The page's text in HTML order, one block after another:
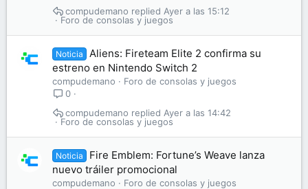
Foro de consolas y juegos
Ayer a las 15:12
compudemano
Noticia
Aliens: Fireteam Elite 2 confirma su
estreno en Nintendo Switch 2
compudemano
Foro de consolas y juegos
0
Foro de consolas y juegos
Ayer a las 14:42
compudemano
Noticia
Fire Emblem: Fortune’s Weave lanza
nuevo tráiler promocional
compudemano
Foro de consolas y juegos